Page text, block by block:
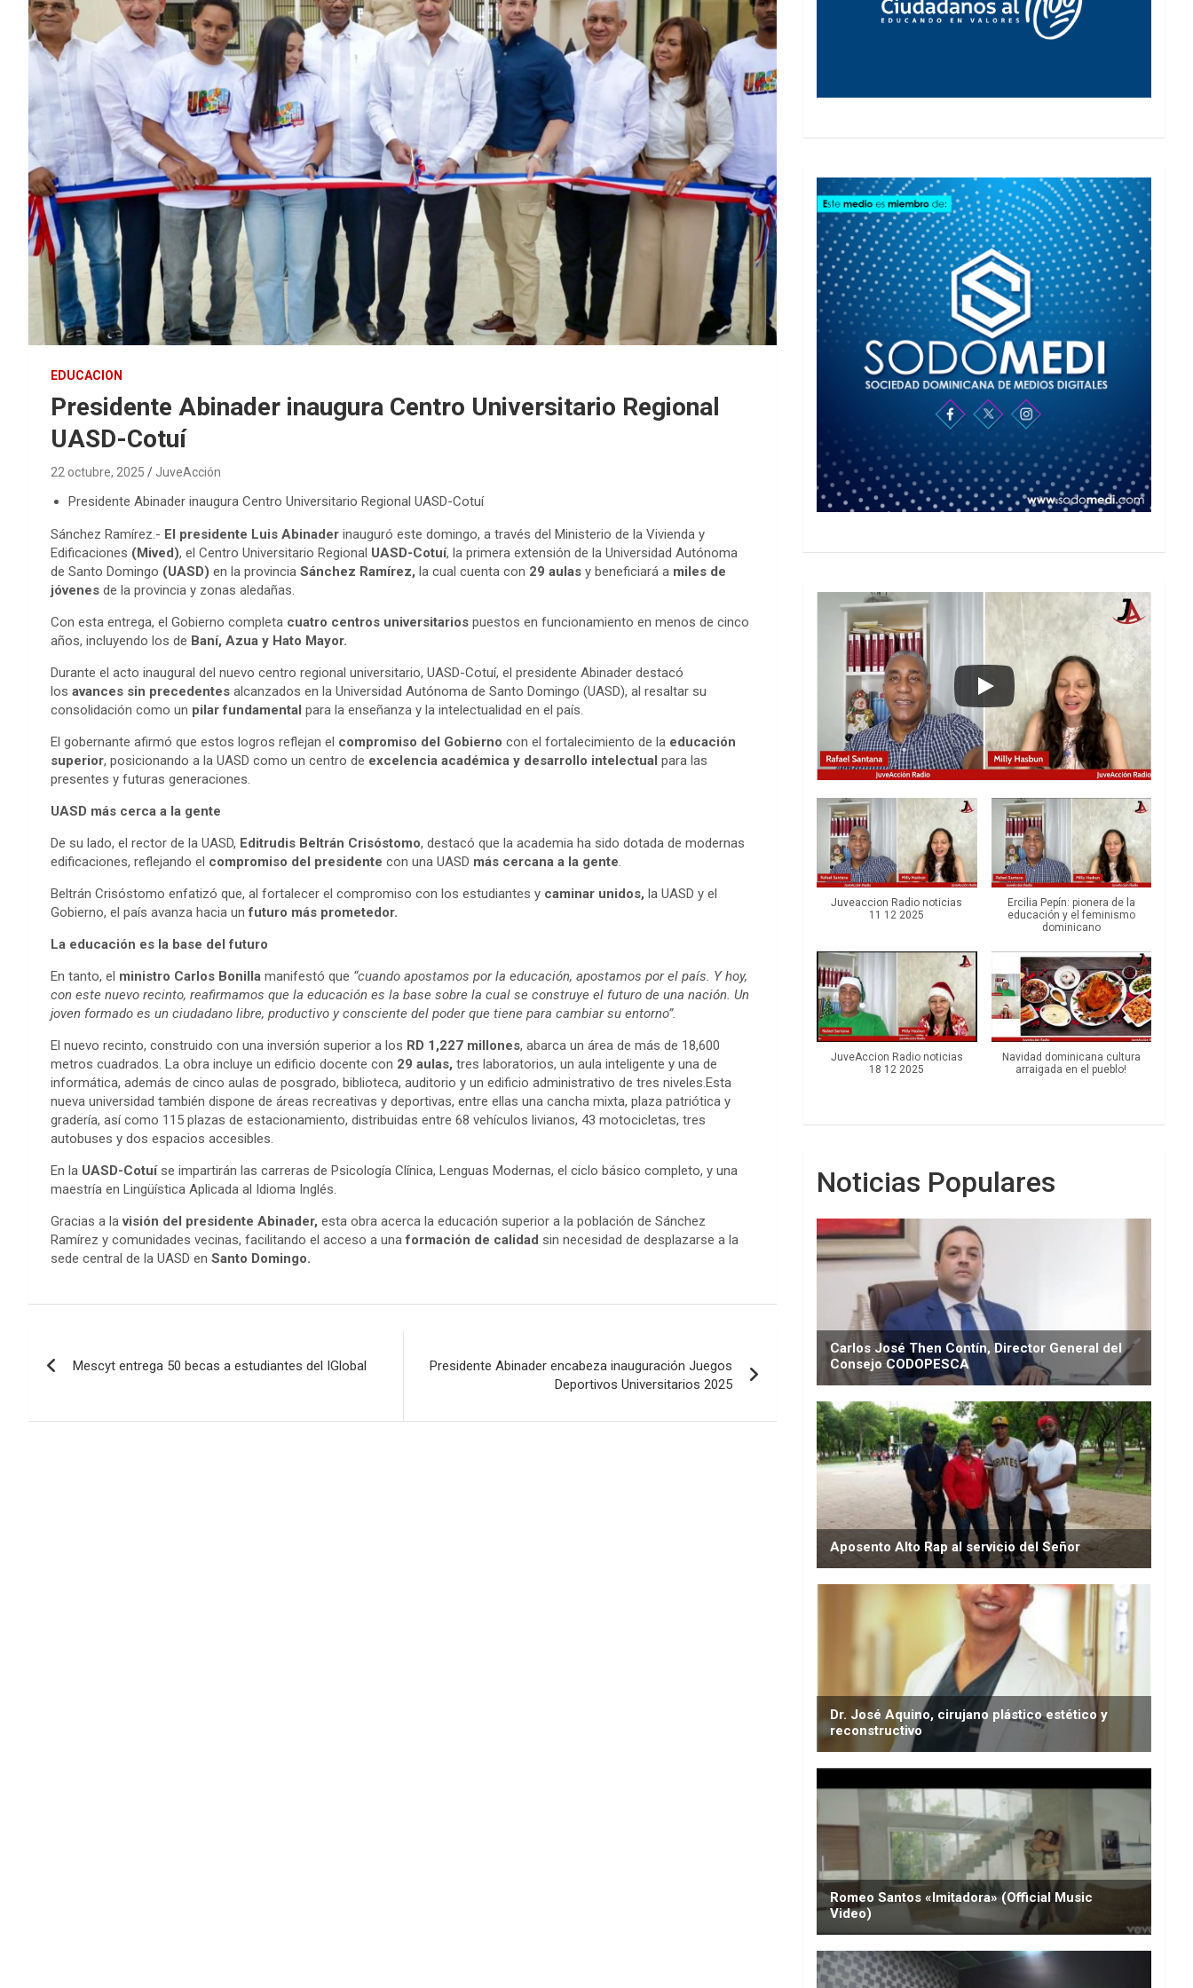
EDUCACION
Presidente Abinader inaugura Centro Universitario Regional
UASD-Cotuí
22 octubre, 2025 JuveAcción
Presidente Abinader inaugura Centro Universitario Regional UASD-Cotuí
Sánchez Ramírez.- El presidente Luis Abinader inauguró este domingo, a través del Ministerio de la Vivienda y
Edificaciones (Mived), el Centro Universitario Regional UASD-Cotuí, la primera extensión de la Universidad Autónoma
de Santo Domingo (UASD) en la provincia Sánchez Ramírez, la cual cuenta con 29 aulas y beneficiará a miles de
jóvenes de la provincia y zonas aledañas.
Con esta entrega, el Gobierno completa cuatro centros universitarios puestos en funcionamiento en menos de cinco
años, incluyendo los de Baní, Azua y Hato Mayor.
Durante el acto inaugural del nuevo centro regional universitario, UASD-Cotuí, el presidente Abinader destacó
los avances sin precedentes alcanzados en la Universidad Autónoma de Santo Domingo (UASD), al resaltar su
consolidación como un pilar fundamental para la enseñanza y la intelectualidad en el país.
El gobernante afirmó que estos logros reflejan el compromiso del Gobierno con el fortalecimiento de la educación
superior, posicionando a la UASD como un centro de excelencia académica y desarrollo intelectual para las
presentes y futuras generaciones.
UASD más cerca a la gente
De su lado, el rector de la UASD, Editrudis Beltrán Crisóstomo, destacó que la academia ha sido dotada de modernas
edificaciones, reflejando el compromiso del presidente con una UASD más cercana a la gente.
Beltrán Crisóstomo enfatizó que, al fortalecer el compromiso con los estudiantes y caminar unidos, la UASD y el
Gobierno, el país avanza hacia unfuturo más prometedor.
La educación es la base del futuro
En tanto, el ministro Carlos Bonilla manifestó que “cuando apostamos por la educación, apostamos por el país. Y hoy,
con este nuevo recinto, reafirmamos que la educación es la base sobre la cual se construye el futuro de una nación. Un
joven formado es un ciudadano libre, productivo y consciente del poder que tiene para cambiar su entorno”.
El nuevo recinto, construido con una inversión superior a los RD 1,227 millones, abarca un área de más de 18,600
metros cuadrados. La obra incluye un edificio docente con 29 aulas, tres laboratorios, un aula inteligente y una de
informática, además de cinco aulas de posgrado, biblioteca, auditorio y un edificio administrativo de tres niveles.Esta
nueva universidad también dispone de áreas recreativas y deportivas, entre ellas una cancha mixta, plaza patriótica y
gradería, así como 115 plazas de estacionamiento, distribuidas entre 68 vehículos livianos, 43 motocicletas, tres
autobuses y dos espacios accesibles.
En la UASD-Cotuíse impartirán las carreras de Psicología Clínica, Lenguas Modernas, el ciclo básico completo, y una
maestría en Lingüística Aplicada al Idioma Inglés.
Gracias a lavisión del presidente Abinader, esta obra acerca la educación superior a la población de Sánchez
Ramírez y comunidades vecinas, facilitando el acceso a unaformación de calidad sin necesidad de desplazarse a la
sede central de la UASD en Santo Domingo.
entradas
Mescyt entrega 50 becas a estudiantes del IGlobal
Presidente Abinader encabeza inauguración Juegos
Deportivos Universitarios 2025
Juveaccion Radio noticias
11 12 2025
Ercilia Pepín: pionera de la
educación y el feminismo
dominicano
JuveAccion Radio noticias
18 12 2025
Navidad dominicana cultura
arraigada en el pueblo!
Noticias Populares